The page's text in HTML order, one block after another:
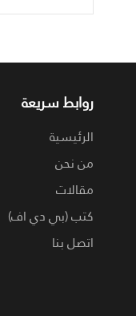
روابط سريعة
الرئيسية
من نحن
مقالات
كتب (بي دي اف)
اتصل بنا